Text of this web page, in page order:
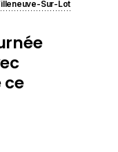
Sur-Lot
ce